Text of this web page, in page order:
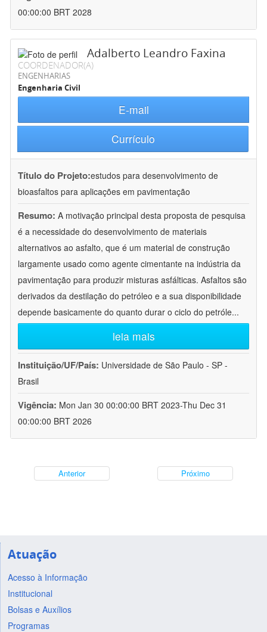
00:00:00 BRT 2028
Adalberto Leandro Faxina
COORDENADOR(A)
ENGENHARIAS
Engenharia Civil
E-mail
Currículo
Título do Projeto:estudos para desenvolvimento de
bioasfaltos para aplicações em pavimentação
Resumo: A motivação principal desta proposta de pesquisa
é a necessidade do desenvolvimento de materiais
alternativos ao asfalto, que é um material de construção
largamente usado como agente cimentante na indústria da
pavimentação para produzir misturas asfálticas. Asfaltos são
derivados da destilação do petróleo e a sua disponibilidade
depende basicamente do quanto durar o ciclo do petróle...
leia mais
Instituição/UF/País: Universidade de São Paulo - SP -
Brasil
Vigência: Mon Jan 30 00:00:00 BRT 2023-Thu Dec 31
00:00:00 BRT 2026
Anterior Próximo
Atuação
Acesso à Informação
Institucional
Bolsas e Auxílios
Programas